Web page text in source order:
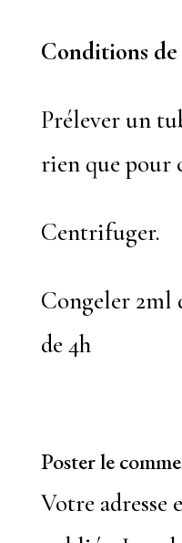
Conditions
Prélever un
rien que pour
Centrifuger.
Congeler 2ml
de 4h
Poster le
Votre adresse